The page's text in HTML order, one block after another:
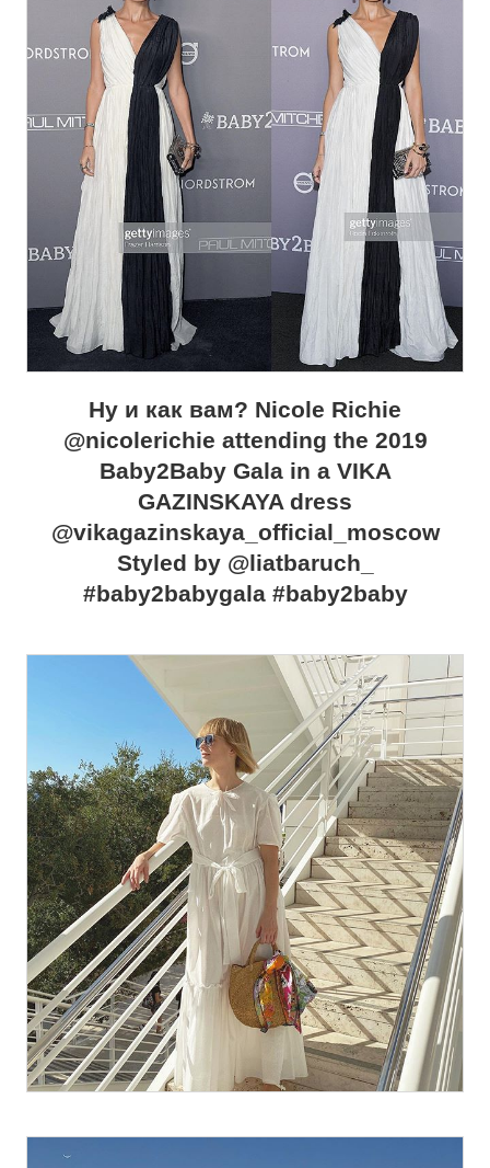
Ну и как вам? Nicole Richie
@nicolerichie attending the 2019
Baby2Baby Gala in a VIKA
GAZINSKAYA dress
@vikagazinskaya_official_moscow
Styled by @liatbaruch_
#baby2babygala #baby2baby